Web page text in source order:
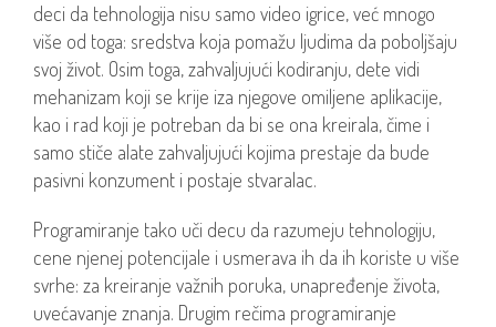
deci da tehnologija nisu samo video igrice, već mnogo
više od toga: sredstva koja pomažu ljudima da poboljšaju
svoj život. Osim toga, zahvaljujući kodiranju, dete vidi
mehanizam koji se krije iza njegove omiljene aplikacije,
kao i rad koji je potreban da bi se ona kreirala, čime i
samo stiče alate zahvaljujući kojima prestaje da bude
pasivni konzument i postaje stvaralac.
Programiranje tako uči decu da razumeju tehnologiju,
cene njenej potencijale i usmerava ih da ih koriste u više
svrhe: za kreiranje važnih poruka, unapređenje života,
uvećavanje znanja. Drugim rečima programiranje